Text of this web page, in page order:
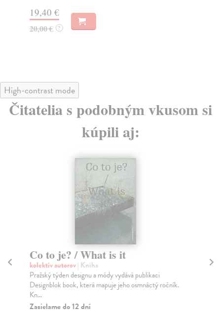
19,40 €
20,00 € ?
High-contrast mode
Čitatelia s podobným vkusom si
kúpili aj:
Co to je? / What is it
kolektív autorov| Kniha
Pražský týden designu a módy vydává publikaci
Designblok book, která mapuje jeho osmnáctý ročník.
Kn...
Zasielame do 12 dní